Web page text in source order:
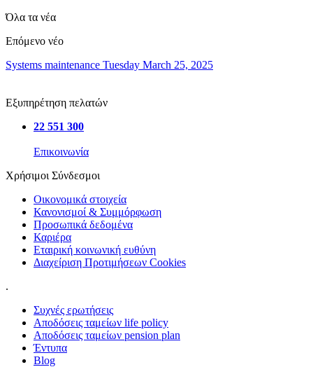
Όλα τα νέα
Επόμενο νέο
Systems maintenance Tuesday March 25, 2025
Εξυπηρέτηση πελατών
22 551 300
Επικοινωνία
Χρήσιμοι Σύνδεσμοι
Οικονομικά στοιχεία
Κανονισμοί & Συμμόρφωση
Προσωπικά δεδομένα
Καριέρα
Εταιρική κοινωνική ευθύνη
Διαχείριση Προτιμήσεων Cookies
.
Συχνές ερωτήσεις
Αποδόσεις ταμείων life policy
Αποδόσεις ταμείων pension plan
Έντυπα
Blog